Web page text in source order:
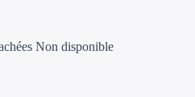
Non disponible